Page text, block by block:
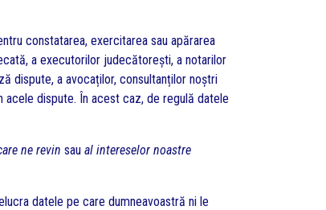
constatarea, exercitarea sau apărarea
a executorilor judecătorești, a notarilor
dispute, a avocaților, consultanților noștri
dispute. În acest caz, de regulă datele
ne revin sau al intereselor noastre
datele pe care dumneavoastră ni le